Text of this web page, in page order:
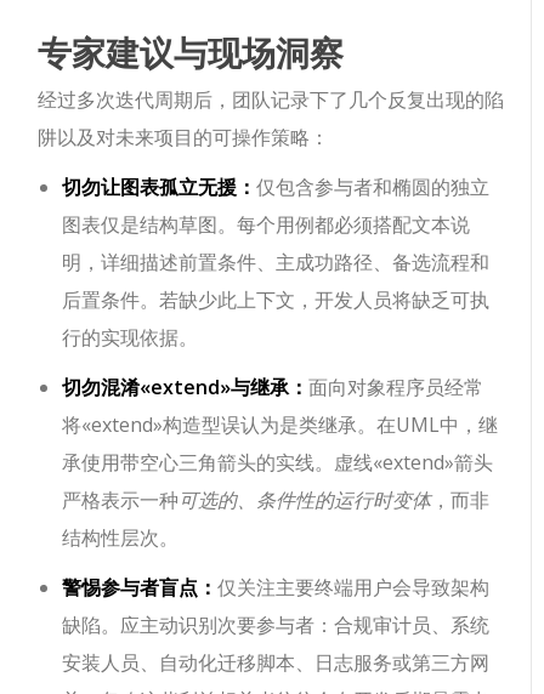
专家建议与现场洞察
经过多次迭代周期后，团队记录下了几个反复出现的陷
阱以及对未来项目的可操作策略：
切勿让图表孤立无援：仅包含参与者和椭圆的独立
图表仅是结构草图。每个用例都必须搭配文本说
明，详细描述前置条件、主成功路径、备选流程和
后置条件。若缺少此上下文，开发人员将缺乏可执
行的实现依据。
切勿混淆«extend»与继承：面向对象程序员经常
将«extend»构造型误认为是类继承。在UML中，继
承使用带空心三角箭头的实线。虚线«extend»箭头
严格表示一种可选的、条件性的运行时变体，而非
结构性层次。
警惕参与者盲点：仅关注主要终端用户会导致架构
缺陷。应主动识别次要参与者：合规审计员、系统
安装人员、自动化迁移脚本、日志服务或第三方网